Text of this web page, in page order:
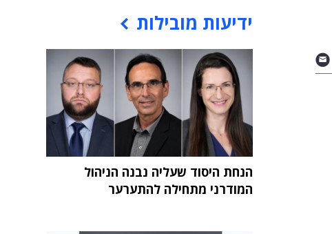
ידיעות מובילות
הנחת היסוד שעליה נבנה הניהול
המודרני מתחילה להתערער